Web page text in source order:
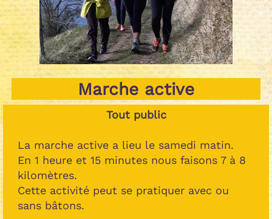
Marche active
Tout public
La marche active a lieu le samedi matin.
En 1 heure et 15 minutes nous faisons 7 à 8
kilomètres.
Cette activité peut se pratiquer avec ou
sans bâtons.